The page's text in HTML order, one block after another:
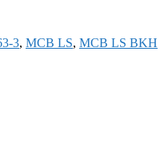
3, MCB LS, MCB LS BKH